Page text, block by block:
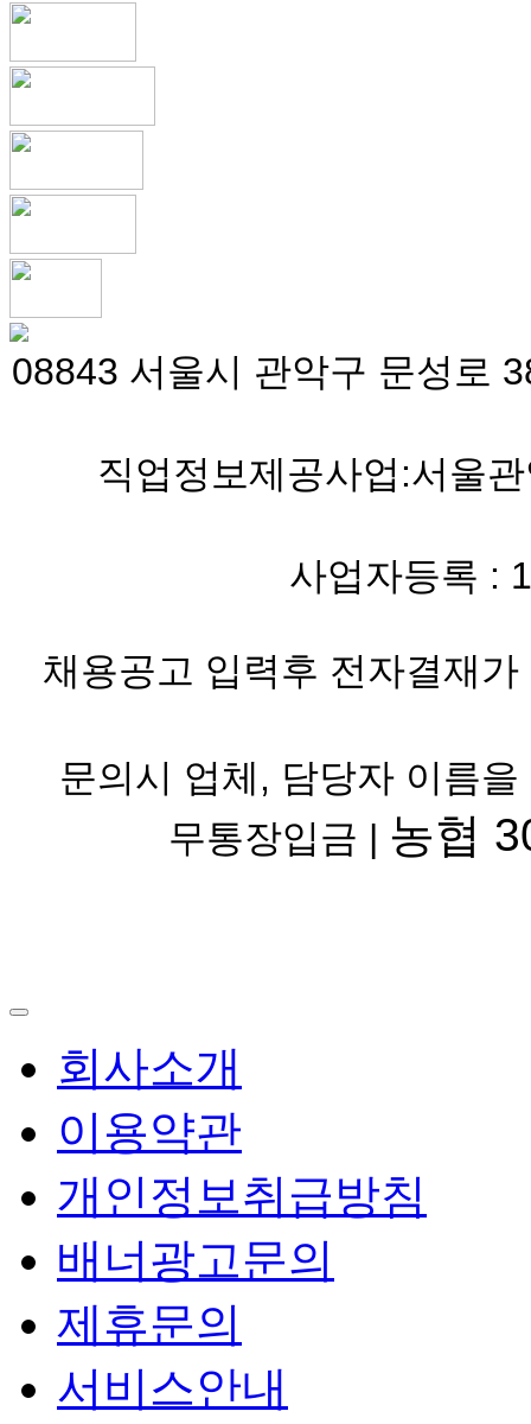
08843 서울시 관악구 문성로
직업정보제공사업:서울
사업자등록 :
채용공고 입력후 전자결재
문의시 업체, 담당자 이름
무통장입금 | 농협
회사소개
이용약관
개인정보취급방침
배너광고문의
제휴문의
서비스안내